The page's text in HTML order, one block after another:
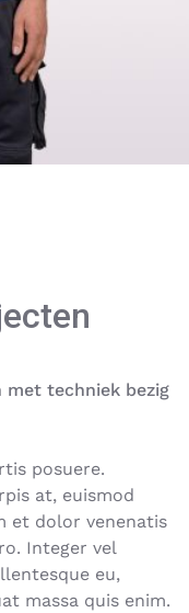
met techniek bezig
posuere.
at, euismod
et dolor venenatis
Integer vel
eu,
massa quis enim.